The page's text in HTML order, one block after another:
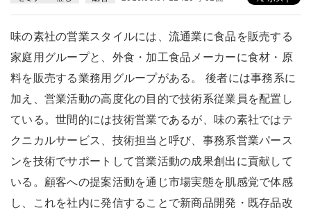
味の素社の営業スタイルには、流通業に食品を販売する
家庭用グループと、外食・加工食品メーカーに食材・原
料を販売する業務用グループがある。 後者には事務系に
加え、営業活動の高度化の目的で技術系従業員を配置し
ている。世間的には技術営業であるが、味の素社ではテ
クニカルサービス、技術担当と呼び、事務系営業パース
ンを技術でサポートして営業活動の成果創出に貢献して
いる。顧客への提案活動を通じ市場実態を肌感覚で体感
し、これを社内に発信することで新商品開発・既存品改